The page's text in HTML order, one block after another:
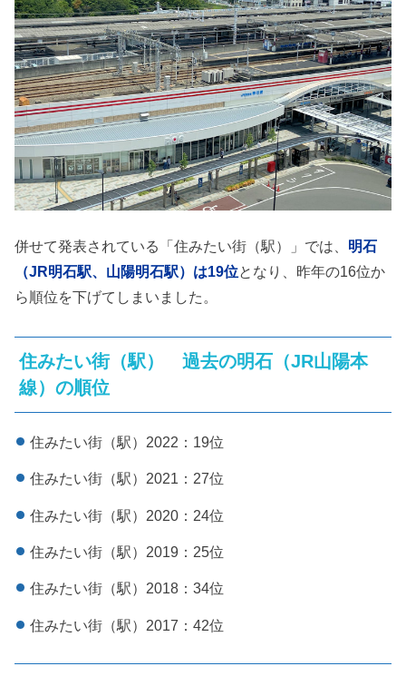
併せて発表されている「住みたい街（駅）」では、 明石
（JR明石駅、山陽明石駅）は19位となり、昨年の16位か
ら順位を下げてしまいました。
住みたい街（駅） 過去の明石（JR山陽本
線）の順位
住みたい街（駅）2022：19位
住みたい街（駅）2021：27位
住みたい街（駅）2020：24位
住みたい街（駅）2019：25位
住みたい街（駅）2018：34位
住みたい街（駅）2017：42位